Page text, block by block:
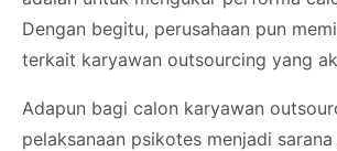
Dengan begitu, perusahaan pun
terkait karyawan outsourcing yang
Adapun bagi calon karyawan
pelaksanaan psikotes menjadi